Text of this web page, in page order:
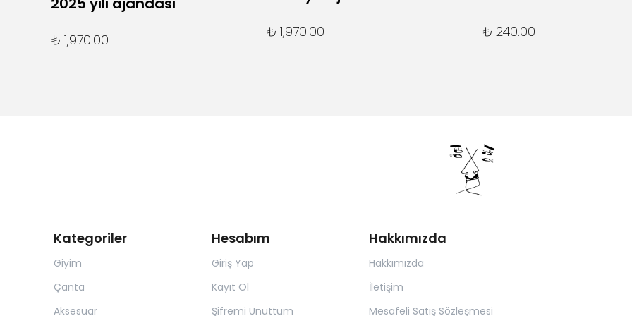
₺ 1,970.00 ₺ 1,970.00 ₺ 240.00
Kategoriler
Giyim
Çanta
Aksesuar
Hesabım
Giriş Yap
Kayıt Ol
Şifremi Unuttum
Hakkımızda
Hakkımızda
İletişim
Mesafeli Satış Sözleşmesi